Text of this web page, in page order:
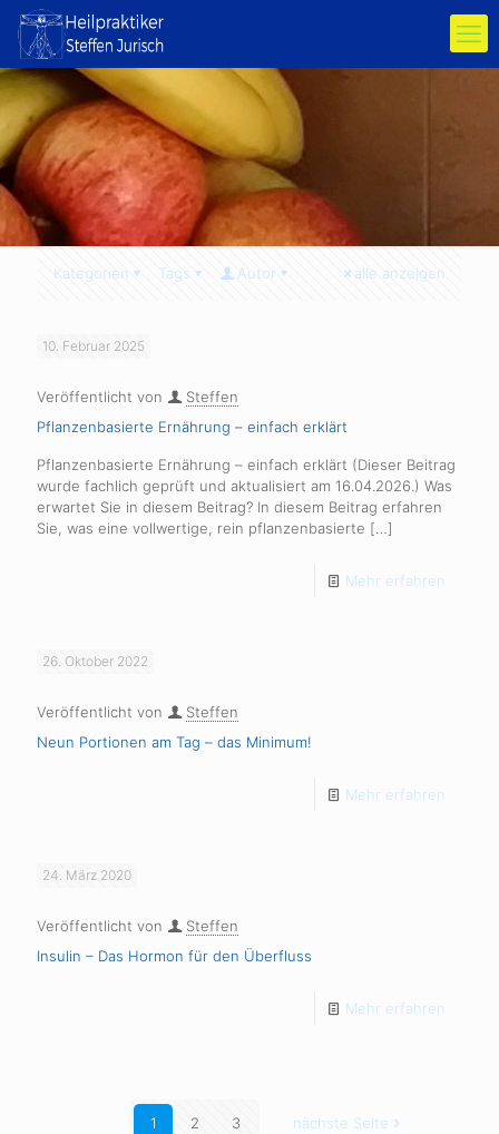
Kategorien Tags Autor alle anzeigen
10. Februar 2025
Veröffentlicht von
Steffen
Pflanzenbasierte Ernährung – einfach erklärt
Pflanzenbasierte Ernährung – einfach erklärt (Dieser Beitrag
wurde fachlich geprüft und aktualisiert am 16.04.2026.) Was
erwartet Sie in diesem Beitrag? In diesem Beitrag erfahren
Sie, was eine vollwertige, rein pflanzenbasierte […]
Mehr erfahren
26. Oktober 2022
Veröffentlicht von
Steffen
Neun Portionen am Tag – das Minimum!
Mehr erfahren
24. März 2020
Veröffentlicht von
Steffen
Insulin – Das Hormon für den Überfluss
Mehr erfahren
1 2 3 nächste Seite